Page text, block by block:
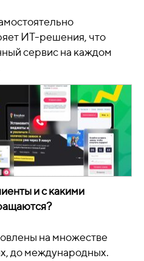
ИТ-решения, что
сервис на каждом
и с какими
на множестве
до международных.